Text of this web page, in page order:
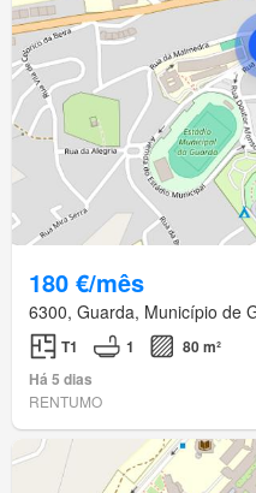
180 €/mês
6300, Guarda, Município de
T1 1
80 m²
Há 5 dias
RENTUMO